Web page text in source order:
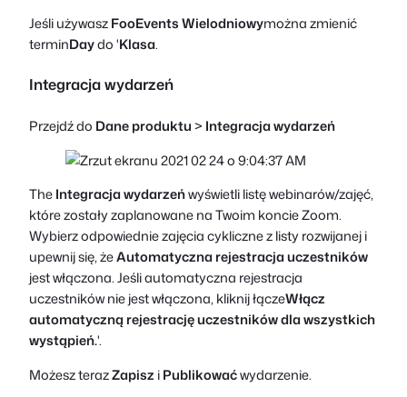
Jeśli używaszFooEvents Wielodniowymożna zmienić
terminDaydo 'Klasa.
Integracja wydarzeń
Przejdź do Dane produktu> Integracja wydarzeń
TheIntegracja wydarzeńwyświetli listę webinarów/zajęć,
które zostały zaplanowane na Twoim koncie Zoom.
Wybierz odpowiednie zajęcia cykliczne z listy rozwijanej i
upewnij się, żeAutomatyczna rejestracja uczestników
jest włączona. Jeśli automatyczna rejestracja
uczestników nie jest włączona, kliknij łączeWłącz
automatyczną rejestrację uczestników dla wszystkich
wystąpień.'.
Możesz terazZapisz iPublikowaćwydarzenie.